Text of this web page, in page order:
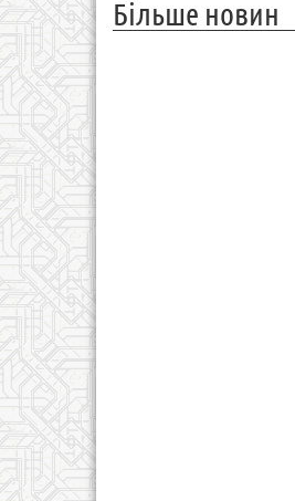
Більше новин